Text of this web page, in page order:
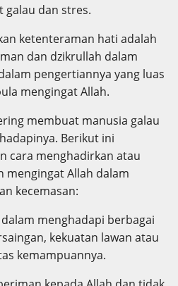
galau dan stres.
ketenteraman hati adalah
dan dzikrullah dalam
pengertiannya yang luas
mengingat Allah.
membuat manusia galau
Berikut ini
cara menghadirkan atau
mengingat Allah dalam
kecemasan:
menghadapi berbagai
kekuatan lawan atau
kemampuannya.